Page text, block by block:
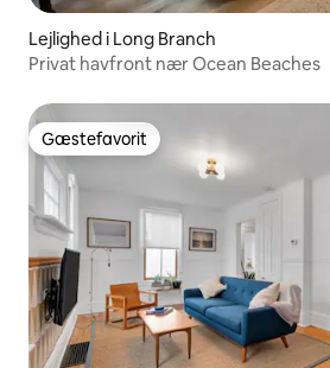
Lejlighed i Long Branch
Privat havfront nær Ocean Beaches
Gæstefavorit
Gæstefavorit